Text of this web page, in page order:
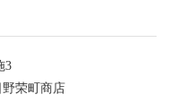
3
荣町商店